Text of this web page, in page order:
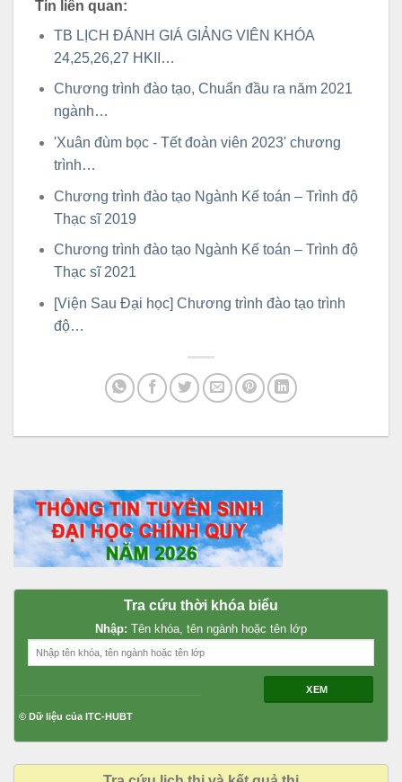
Tin liên quan:
TB LỊCH ĐÁNH GIÁ GIẢNG VIÊN KHÓA
24,25,26,27 HKII…
Chương trình đào tạo, Chuẩn đầu ra năm 2021
ngành…
'Xuân đùm bọc - Tết đoàn viên 2023' chương
trình…
Chương trình đào tạo Ngành Kế toán – Trình độ
Thạc sĩ 2019
Chương trình đào tạo Ngành Kế toán – Trình độ
Thạc sĩ 2021
[Viện Sau Đại học] Chương trình đào tạo trình
độ…
Tra cứu thời khóa biểu
Nhập: Tên khóa, tên ngành hoặc tên lớp
XEM
© Dữ liệu của ITC-HUBT